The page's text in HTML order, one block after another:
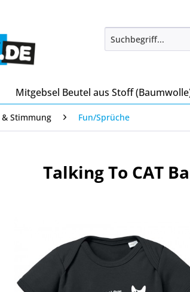
Mitgebsel Beutel aus Stoff
& Stimmung Fun/Sprüche
Talking To CAT